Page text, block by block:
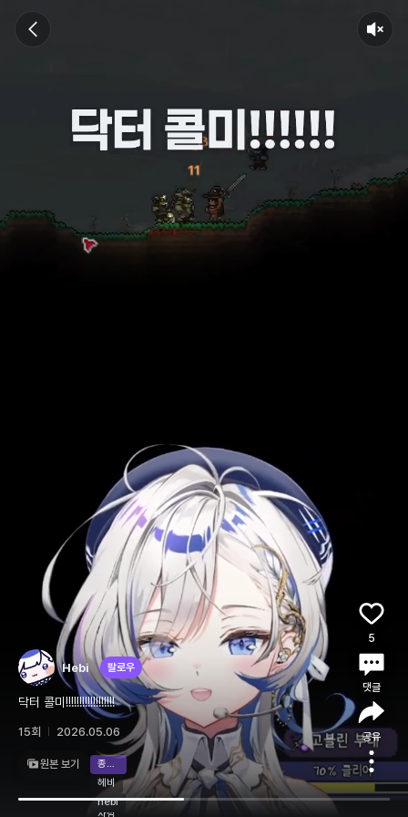
클립 영상 로그인
Hebi 팔로우
닥터 콜미!!!!!!!!!!!!!!!!!!
15회 2026.05.06
원본 보기
종합게임
헤비
hebi
머찐
사람
5
댓글
공유